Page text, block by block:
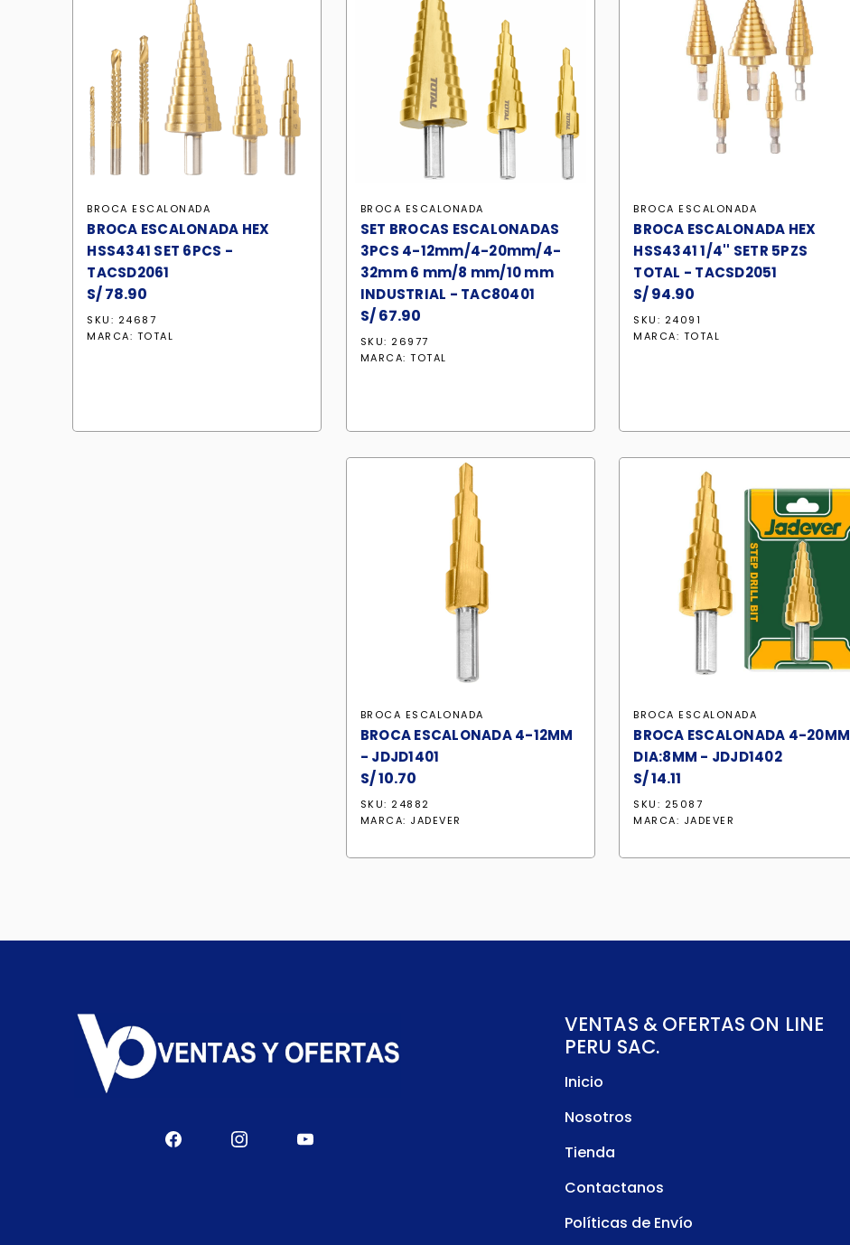
BROCA ESCALONADA
BROCA ESCALONADA HEX
HSS4341 SET 6PCS -
TACSD2061
S/78.90
SKU: 24687
MARCA: TOTAL
BROCA ESCALONADA
SET BROCAS ESCALONADAS
3PCS 4-12mm/4-20mm/4-
32mm 6 mm/8 mm/10 mm
INDUSTRIAL - TAC80401
S/67.90
SKU: 26977
MARCA:TOTAL
BROCA ESCALONADA
BROCA ESCALONADA HEX
HSS4341 1/4'' SETR 5PZS
TOTAL - TACSD2051
S/94.90
SKU: 24091
MARCA: TOTAL
BROCA ESCALONADA
BROCA ESCALONADA 4-12MM
- JDJD1401
S/10.70
SKU: 24882
MARCA: JADEVER
BROCA ESCALONADA
BROCA ESCALONADA 4-20MM
DIA:8MM - JDJD1402
S/14.11
SKU: 25087
MARCA: JADEVER
VENTAS & OFERTAS ON LINE
PERU SAC.
Inicio
Nosotros
Tienda
Contactanos
Políticas de Envío